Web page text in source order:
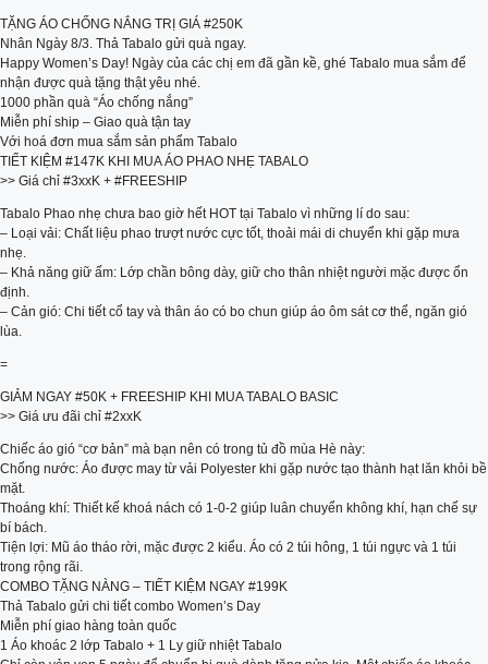
TẶNG ÁO CHỐNG NẮNG TRỊ GIÁ #250K
Nhân Ngày 8/3. Thả Tabalo gửi quà ngay.
Happy Women’s Day! Ngày của các chị em đã gần kề, ghé Tabalo mua sắm để
nhận được quà tặng thật yêu nhé.
1000 phần quà “Áo chống nắng”
Miễn phí ship – Giao quà tận tay
Với hoá đơn mua sắm sản phẩm Tabalo
TIẾT KIỆM #147K KHI MUA ÁO PHAO NHẸ TABALO
>> Giá chỉ #3xxK + #FREESHIP
Tabalo Phao nhẹ chưa bao giờ hết HOT tại Tabalo vì những lí do sau:
– Loại vải: Chất liệu phao trượt nước cực tốt, thoải mái di chuyển khi gặp mưa
nhẹ.
– Khả năng giữ ấm: Lớp chần bông dày, giữ cho thân nhiệt người mặc được ổn
định.
– Cản gió: Chi tiết cổ tay và thân áo có bo chun giúp áo ôm sát cơ thể, ngăn gió
lùa.
=
GIẢM NGAY #50K + FREESHIP KHI MUA TABALO BASIC
>> Giá ưu đãi chỉ #2xxK
Chiếc áo gió “cơ bản” mà bạn nên có trong tủ đồ mùa Hè này:
Chống nước: Áo được may từ vải Polyester khi gặp nước tạo thành hạt lăn khỏi bề
mặt.
Thoáng khí: Thiết kế khoá nách có 1-0-2 giúp luân chuyển không khí, hạn chế sự
bí bách.
Tiện lợi: Mũ áo tháo rời, mặc được 2 kiểu. Áo có 2 túi hông, 1 túi ngực và 1 túi
trong rộng rãi.
COMBO TẶNG NÀNG – TIẾT KIỆM NGAY #199K
Thả Tabalo gửi chi tiết combo Women’s Day
Miễn phí giao hàng toàn quốc
1 Áo khoác 2 lớp Tabalo + 1 Ly giữ nhiệt Tabalo